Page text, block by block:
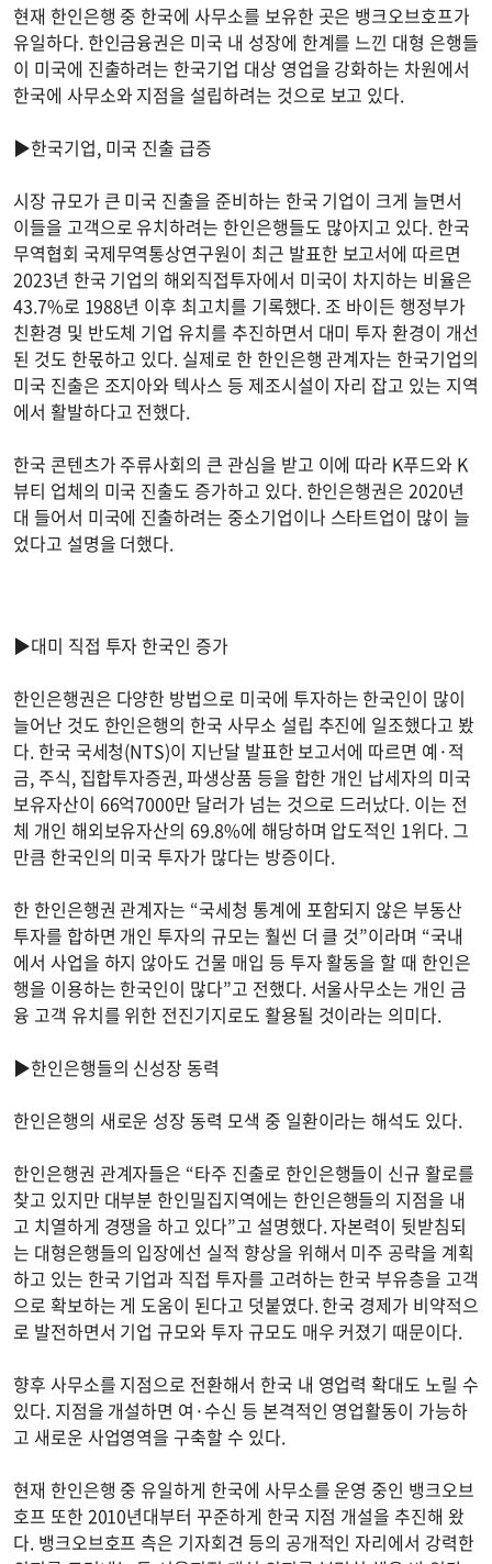
현재 한인은행 중 한국에 사무소를 보유한 곳은 뱅크오브호프가
유일하다. 한인금융권은 미국 내 성장에 한계를 느낀 대형 은행들
이 미국에 진출하려는 한국기업 대상 영업을 강화하는 차원에서
한국에 사무소와 지점을 설립하려는 것으로 보고 있다.
▶한국기업, 미국 진출 급증
시장 규모가 큰 미국 진출을 준비하는 한국 기업이 크게 늘면서
이들을 고객으로 유치하려는 한인은행들도 많아지고 있다. 한국
무역협회 국제무역통상연구원이 최근 발표한 보고서에 따르면
2023년 한국 기업의 해외직접투자에서 미국이 차지하는 비율은
43.7%로 1988년 이후 최고치를 기록했다. 조 바이든 행정부가
친환경 및 반도체 기업 유치를 추진하면서 대미 투자 환경이 개선
된 것도 한몫하고 있다. 실제로 한 한인은행 관계자는 한국기업의
미국 진출은 조지아와 텍사스 등 제조시설이 자리 잡고 있는 지역
에서 활발하다고 전했다.
한국 콘텐츠가 주류사회의 큰 관심을 받고 이에 따라 K푸드와 K
뷰티 업체의 미국 진출도 증가하고 있다. 한인은행권은 2020년
대 들어서 미국에 진출하려는 중소기업이나 스타트업이 많이 늘
었다고 설명을 더했다.
▶대미 직접 투자 한국인 증가
한인은행권은 다양한 방법으로 미국에 투자하는 한국인이 많이
늘어난 것도 한인은행의 한국 사무소 설립 추진에 일조했다고 봤
다. 한국 국세청(NTS)이 지난달 발표한 보고서에 따르면 예·적
금, 주식, 집합투자증권, 파생상품 등을 합한 개인 납세자의 미국
보유자산이 66억7000만 달러가 넘는 것으로 드러났다. 이는 전
체 개인 해외보유자산의 69.8%에 해당하며 압도적인 1위다. 그
만큼 한국인의 미국 투자가 많다는 방증이다.
한 한인은행권 관계자는 “국세청 통계에 포함되지 않은 부동산
투자를 합하면 개인 투자의 규모는 훨씬 더 클 것”이라며 “국내
에서 사업을 하지 않아도 건물 매입 등 투자 활동을 할 때 한인은
행을 이용하는 한국인이 많다”고 전했다. 서울사무소는 개인 금
융 고객 유치를 위한 전진기지로도 활용될 것이라는 의미다.
▶한인은행들의 신성장 동력
한인은행의 새로운 성장 동력 모색 중 일환이라는 해석도 있다.
한인은행권 관계자들은 “타주 진출로 한인은행들이 신규 활로를
찾고 있지만 대부분 한인밀집지역에는 한인은행들의 지점을 내
고 치열하게 경쟁을 하고 있다”고 설명했다. 자본력이 뒷받침되
는 대형은행들의 입장에선 실적 향상을 위해서 미주 공략을 계획
하고 있는 한국 기업과 직접 투자를 고려하는 한국 부유층을 고객
으로 확보하는 게 도움이 된다고 덧붙였다. 한국 경제가 비약적으
로 발전하면서 기업 규모와 투자 규모도 매우 커졌기 때문이다.
향후 사무소를 지점으로 전환해서 한국 내 영업력 확대도 노릴 수
있다. 지점을 개설하면 여·수신 등 본격적인 영업활동이 가능하
고 새로운 사업영역을 구축할 수 있다.
현재 한인은행 중 유일하게 한국에 사무소를 운영 중인 뱅크오브
호프 또한 2010년대부터 꾸준하게 한국 지점 개설을 추진해 왔
다. 뱅크오브호프 측은 기자회견 등의 공개적인 자리에서 강력한